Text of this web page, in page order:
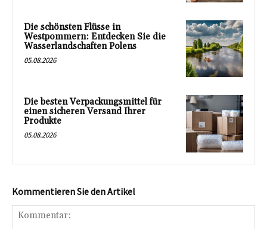
Die schönsten Flüsse in
Westpommern: Entdecken Sie die
Wasserlandschaften Polens
05.08.2026
Die besten Verpackungsmittel für
einen sicheren Versand Ihrer
Produkte
05.08.2026
Kommentieren Sie den Artikel